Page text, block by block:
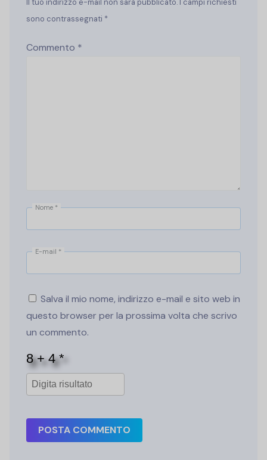
sono contrassegnati *
Commento *
Nome *
E-mail *
Salva il mio nome, indirizzo e-mail e sito web in
questo browser per la prossima volta che scrivo
un commento.
POSTA COMMENTO